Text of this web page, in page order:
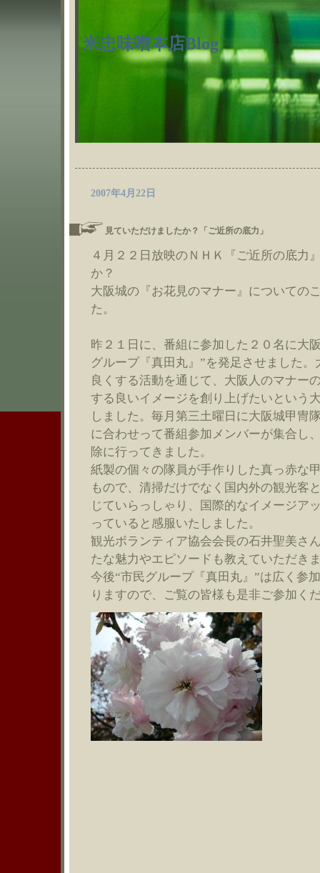
米忠味噌本店Blog
2007年4月22日
見ていただけましたか？「ご近所の底力」
４月２２日放映のＮＨＫ『ご近所の底力
か？
大阪城の『お花見のマナー』についての
た。
昨２１日に、番組に参加した２０名に大
グループ『真田丸』”を発足させました
良くする活動を通じて、大阪人のマナー
する良いイメージを創り上げたいという
しました。毎月第三土曜日に大阪城甲冑
に合わせって番組参加メンバーが集合し
除に行ってきました。
紙製の個々の隊員が手作りした真っ赤な
もので、清掃だけでなく国内外の観光客
じていらっしゃり、国際的なイメージア
っていると感服いたしました。
観光ボランティア協会会長の石井聖美さ
たな魅力やエピソードも教えていただき
今後“市民グループ『真田丸』”は広く参
りますので、ご覧の皆様も是非ご参加く